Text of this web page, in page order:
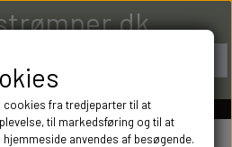
fra tredjeparter til at
til markedsføring og til at
anvendes af besøgende.